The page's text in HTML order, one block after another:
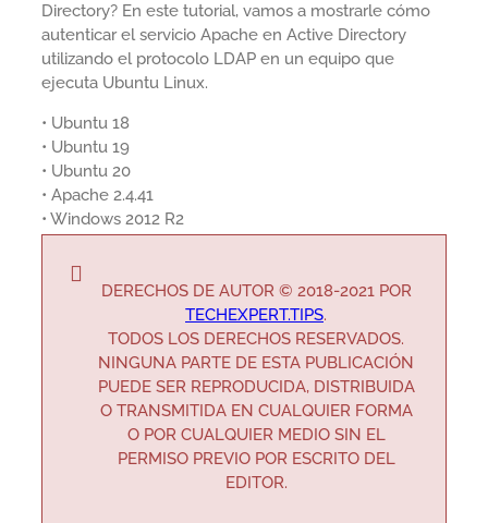
Directory? En este tutorial, vamos a mostrarle cómo
autenticar el servicio Apache en Active Directory
utilizando el protocolo LDAP en un equipo que
ejecuta Ubuntu Linux.
• Ubuntu 18
• Ubuntu 19
• Ubuntu 20
• Apache 2.4.41
• Windows 2012 R2
DERECHOS DE AUTOR © 2018-2021 POR
TECHEXPERT.TIPS.
TODOS LOS DERECHOS RESERVADOS.
NINGUNA PARTE DE ESTA PUBLICACIÓN
PUEDE SER REPRODUCIDA, DISTRIBUIDA
O TRANSMITIDA EN CUALQUIER FORMA
O POR CUALQUIER MEDIO SIN EL
PERMISO PREVIO POR ESCRITO DEL
EDITOR.